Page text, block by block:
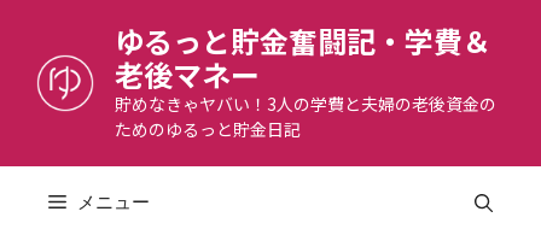
へ
ゆるっと貯金奮闘記・学費＆
老後マネー
貯めなきゃヤバい！3人の学費と夫婦の老後資金の
ためのゆるっと貯金日記
メニュー